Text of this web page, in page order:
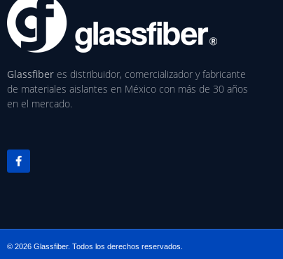
Glassfiber es distribuidor, comercializador y fabricante
de materiales aislantes en México con más de 30 años
en el mercado.
© 2026 Glassfiber. Todos los derechos reservados.